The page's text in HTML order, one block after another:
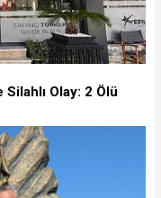
Olay: 2 Ölü